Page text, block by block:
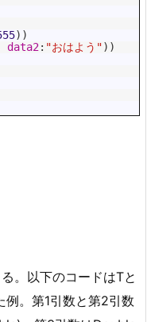
) )
data2: "おはよう") )
。以下のコードはTと
。第1引数と第2引数